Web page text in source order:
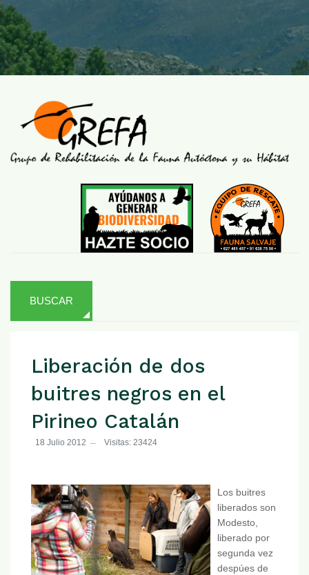
BUSCAR
Liberación de dos
buitres negros en el
Pirineo Catalán
18 Julio 2012 Visitas: 23424
Los buitres
liberados son
Modesto,
liberado por
segunda vez
despúes de